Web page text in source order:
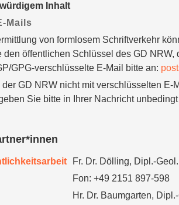
Inhalt
Mails
von formlosem Schriftverkehr
den öffentlichen Schlüssel des GD NRW,
GPG-verschlüsselte E-Mail bitte an:
GD NRW nicht mit verschlüsselten
Sie bitte in Ihrer Nachricht
Fr. Dr. Dölling, Dipl.-Geol.
Fon: +49 2151 897-598
Hr. Dr. Baumgarten,